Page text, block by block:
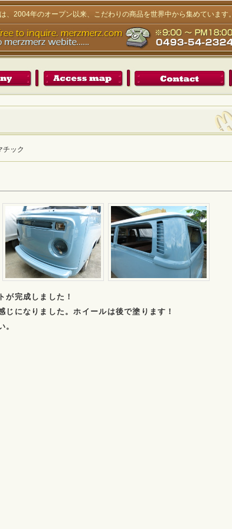
、2004年のオープン以来、こだわりの商品を世界中から集めています。
チック
が完成しました！
じになりました。ホイールは後で塗ります！
。